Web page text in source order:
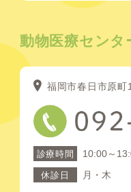
動物医療センタ
福岡市春日市原町
診療時間 10:00～
休診日 月・木